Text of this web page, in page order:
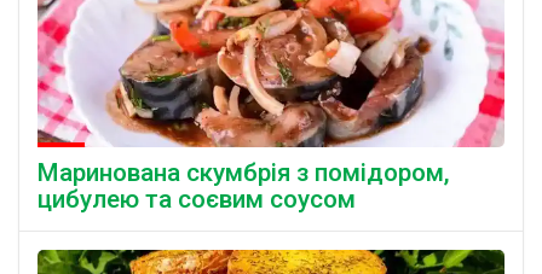
Маринована скумбрія з помідором,
цибулею та соєвим соусом